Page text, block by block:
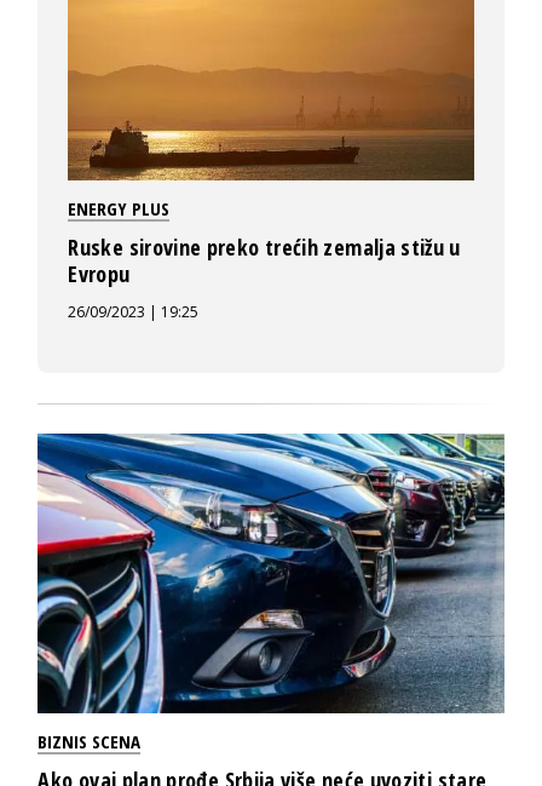
ENERGY PLUS
Ruske sirovine preko trećih zemalja stižu u
Evropu
26/09/2023 | 19:25
BIZNIS SCENA